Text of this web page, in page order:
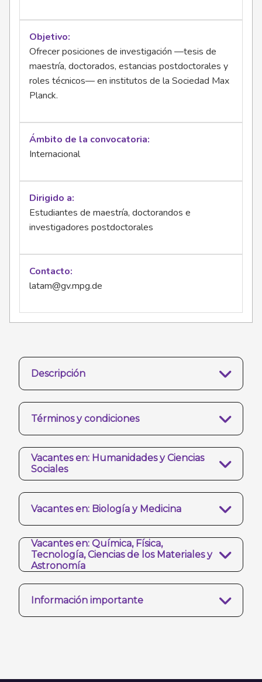
Objetivo
Ofrecer posiciones de investigación —tesis de
maestría, doctorados, estancias postdoctorales y
roles técnicos— en institutos de la Sociedad Max
Planck.
Ámbito de la convocatoria
Internacional
Dirigido a
Estudiantes de maestría, doctorandos e
investigadores postdoctorales
Contacto
latam@gv.mpg.de
Descripción
Términos y condiciones
Vacantes en: Humanidades y Ciencias
Sociales
Vacantes en: Biología y Medicina
Vacantes en: Química, Física,
Tecnología, Ciencias de los Materiales y
Astronomía
Información importante